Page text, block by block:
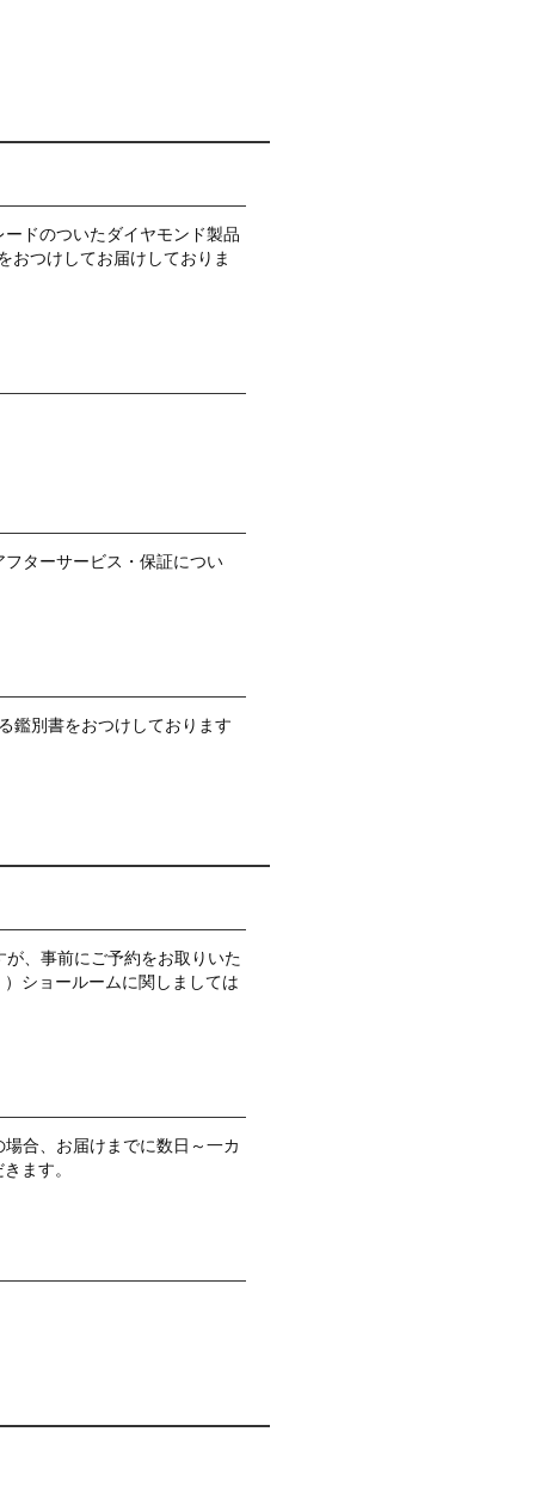
ドのついたダイヤモンド製品
おつけしてお届けしておりま
ターサービス・保証につい
鑑別書をおつけしております
、事前にご予約をお取りいた
ショールームに関しましては
合、お届けまでに数日～一カ
ます。